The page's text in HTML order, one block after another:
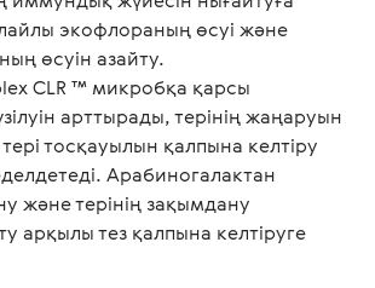
экофлораның өсуі және
өсуін азайту.
CLR ™ микробқа қарсы
арттырады, терінің жаңаруын
тосқауылын қалпына келтіру
Арабиногалактан
және терінің зақымдану
арқылы тез қалпына келтіруге